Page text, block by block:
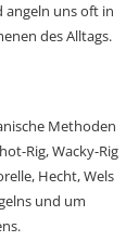
angeln uns oft in
des Alltags.
Methoden
Rig, Wacky-Rig
Hecht, Wels
und um